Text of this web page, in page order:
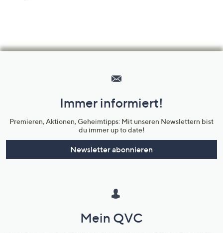
Unternehmensinformationen
Immer informiert!
Premieren, Aktionen, Geheimtipps: Mit unseren Newslettern bist
du immer up to date!
Newsletter abonnieren
Mein QVC